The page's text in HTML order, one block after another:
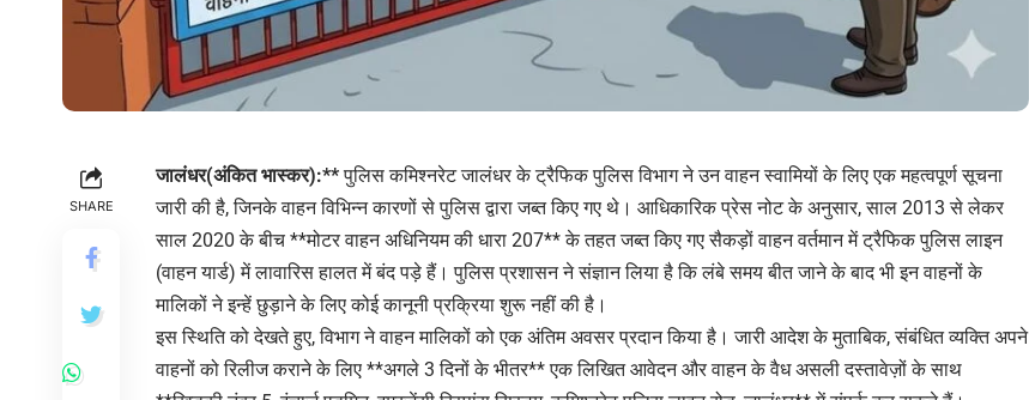
SHARE
जालंधर(अंकित भास्कर):**पुलिस कमिश्नरेट जालंधर के ट्रैफिक पुलिस विभाग ने उन वाहन स्वामियों के लिए एक महत्वपूर्ण सूचना
जारी की है, जिनके वाहन विभिन्न कारणों से पुलिस द्वारा जब्त किए गए थे। आधिकारिक प्रेस नोट के अनुसार, साल 2013 से लेकर
साल 2020 के बीच **मोटर वाहन अधिनियम की धारा 207** के तहत जब्त किए गए सैकड़ों वाहन वर्तमान में ट्रैफिक पुलिस लाइन
(वाहन यार्ड) में लावारिस हालत में बंद पड़े हैं। पुलिस प्रशासन ने संज्ञान लिया है कि लंबे समय बीत जाने के बाद भी इन वाहनों के
मालिकों ने इन्हें छुड़ाने के लिए कोई कानूनी प्रक्रिया शुरू नहीं की है।
इस स्थिति को देखते हुए, विभाग ने वाहन मालिकों को एक अंतिम अवसर प्रदान किया है। जारी आदेश के मुताबिक, संबंधित व्यक्ति अपने
वाहनों को रिलीज कराने के लिए **अगले 3 दिनों के भीतर** एक लिखित आवेदन और वाहन के वैध असली दस्तावेज़ों के साथ